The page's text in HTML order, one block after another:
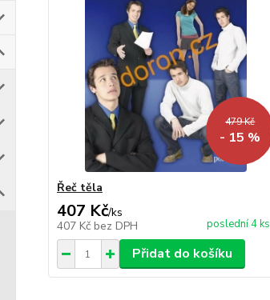
479 Kč
- 15 %
Řeč těla
407 Kč/ks
407 Kč bez DPH poslední 4 ks
Přidat do košíku